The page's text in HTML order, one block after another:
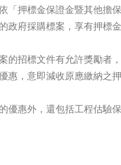
「押標金保證金暨其他擔
政府採購標案，享有押標
的招標文件有允許獎勵者
惠，意即減收原應繳納之
優惠外，還包括工程估驗